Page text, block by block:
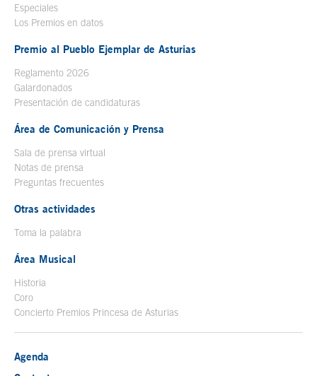
Especiales
Los Premios en datos
Premio al Pueblo Ejemplar de Asturias
Reglamento 2026
Galardonados
Presentación de candidaturas
Área de Comunicación y Prensa
Sala de prensa virtual
Notas de prensa
Preguntas frecuentes
Otras actividades
Toma la palabra
Área Musical
Historia
Coro
Concierto Premios Princesa de Asturias
Agenda